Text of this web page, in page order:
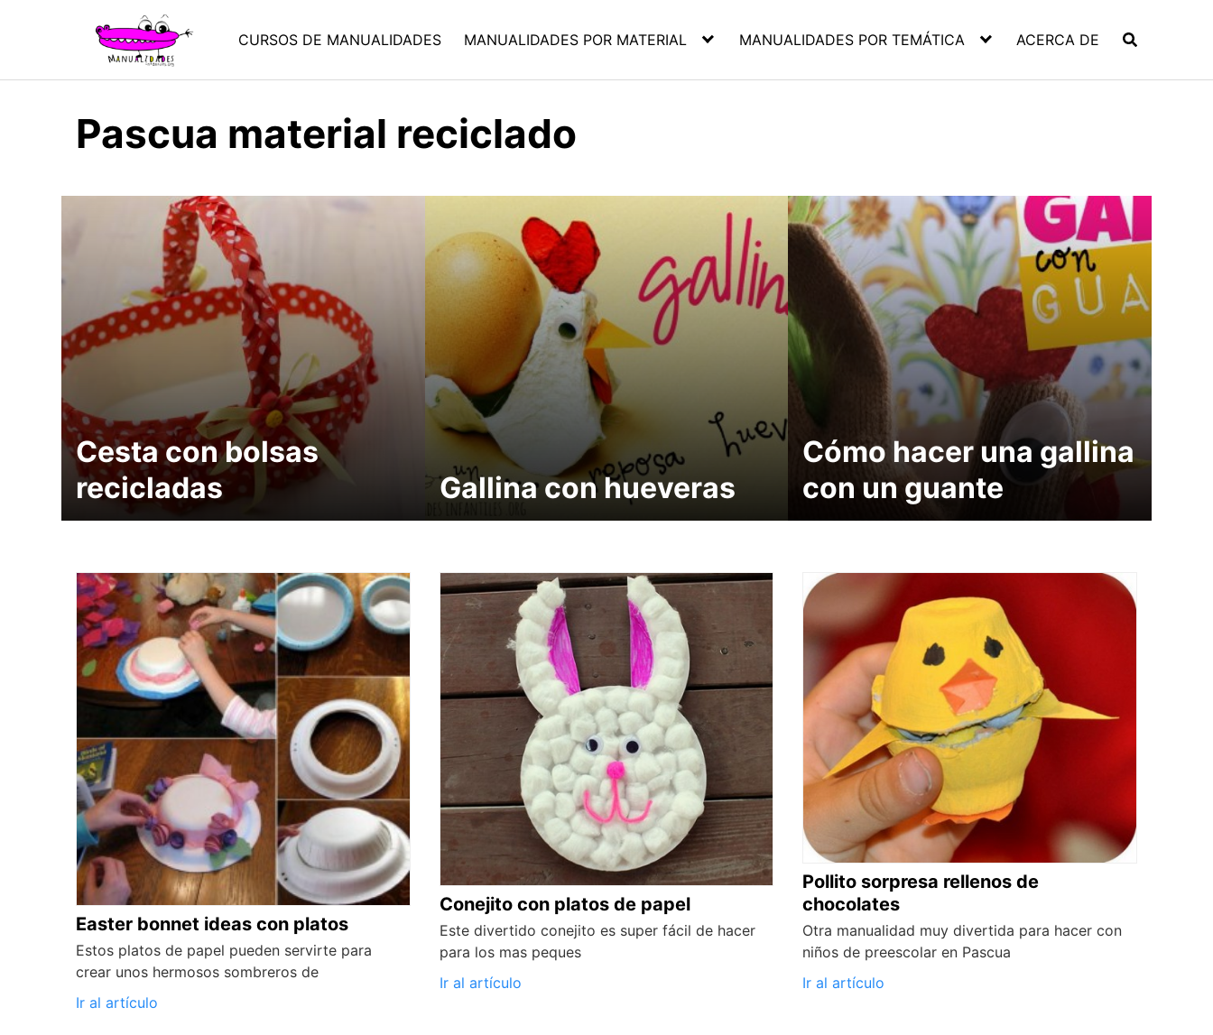
CURSOS DE MANUALIDADES MANUALIDADES POR MATERIAL MANUALIDADES POR TEMÁTICA ACERCA DE
Pascua material reciclado
Cesta con bolsas
recicladas
Gallina con hueveras
Cómo hacer una gallina
con un guante
Easter bonnet ideas con platos
Estos platos de papel pueden servirte para
crear unos hermosos sombreros de
Ir al artículo
Conejito con platos de papel
Este divertido conejito es super fácil de hacer
para los mas peques
Ir al artículo
Pollito sorpresa rellenos de
chocolates
Otra manualidad muy divertida para hacer con
niños de preescolar en Pascua
Ir al artículo